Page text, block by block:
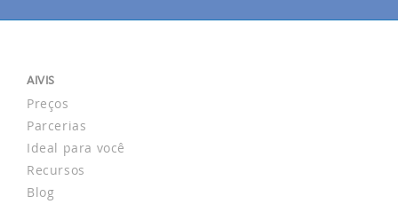
AIVIS
Preços
Parcerias
Ideal para você
Recursos
Blog